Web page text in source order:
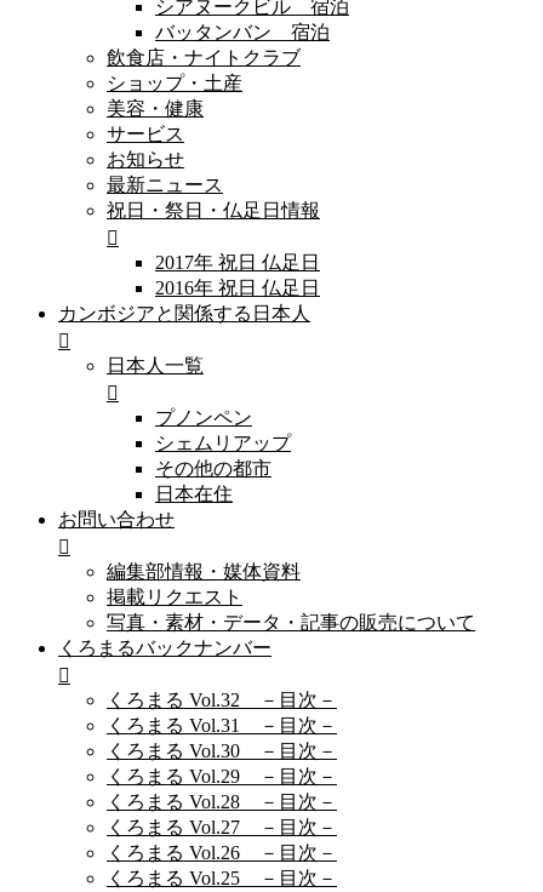
シアヌークビル 宿泊
バッタンバン 宿泊
飲食店・ナイトクラブ
ショップ・土産
美容・健康
サービス
お知らせ
最新ニュース
祝日・祭日・仏足日情報
2017年 祝日 仏足日
2016年 祝日 仏足日
カンボジアと関係する日本人
日本人一覧
プノンペン
シェムリアップ
その他の都市
日本在住
お問い合わせ
編集部情報・媒体資料
掲載リクエスト
写真・素材・データ・記事の販売について
くろまるバックナンバー
くろまる Vol.32 －目次－
くろまる Vol.31 －目次－
くろまる Vol.30 －目次－
くろまる Vol.29 －目次－
くろまる Vol.28 －目次－
くろまる Vol.27 －目次－
くろまる Vol.26 －目次－
くろまる Vol.25 －目次－